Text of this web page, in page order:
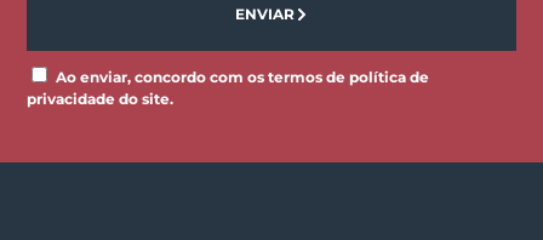
Ao enviar, concordo com os termos de política de
privacidade do site.
ENVIAR